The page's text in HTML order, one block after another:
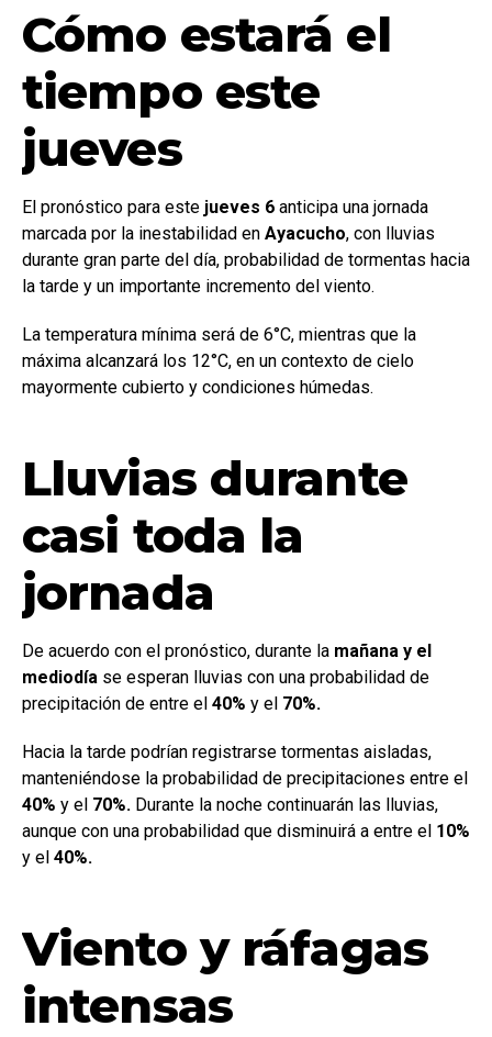
Cómo estará el
tiempo este
jueves
El pronóstico para este jueves 6 anticipa una jornada
marcada por la inestabilidad en Ayacucho, con lluvias
durante gran parte del día, probabilidad de tormentas hacia
la tarde y un importante incremento del viento.
La temperatura mínima será de 6°C, mientras que la
máxima alcanzará los 12°C, en un contexto de cielo
mayormente cubierto y condiciones húmedas.
Lluvias durante
casi toda la
jornada
De acuerdo con el pronóstico, durante la mañana y el
mediodía se esperan lluvias con una probabilidad de
precipitación de entre el 40% y el 70%.
Hacia la tarde podrían registrarse tormentas aisladas,
manteniéndose la probabilidad de precipitaciones entre el
40% y el 70%. Durante la noche continuarán las lluvias,
aunque con una probabilidad que disminuirá a entre el 10%
y el 40%.
Viento y ráfagas
intensas